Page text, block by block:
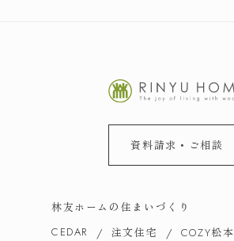
資料請求・ご相談
林友ホームの住まいづくり
CEDAR
注文住宅 COZY松本